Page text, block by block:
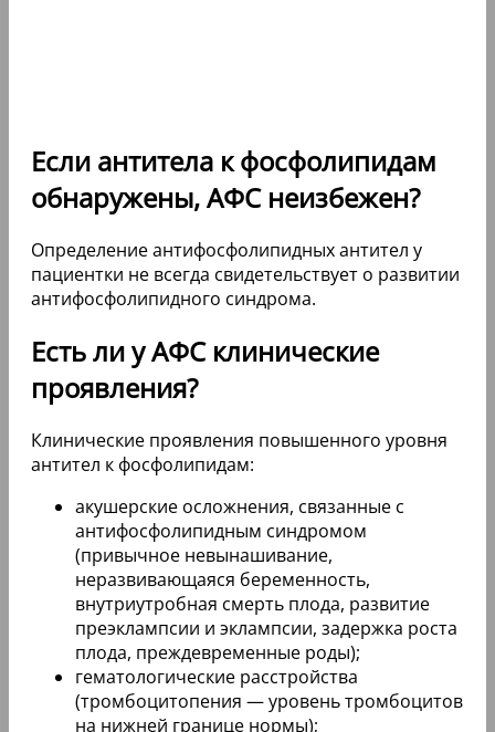
Если антитела к фосфолипидам
обнаружены, АФС неизбежен?
Определение антифосфолипидных антител у
пациентки не всегда свидетельствует о развитии
антифосфолипидного синдрома.
Есть ли у АФС клинические
проявления?
Клинические проявления повышенного уровня
антител к фосфолипидам:
акушерские осложнения, связанные с
антифосфолипидным синдромом
(привычное невынашивание,
неразвивающаяся беременность,
внутриутробная смерть плода, развитие
преэклампсии и эклампсии, задержка роста
плода, преждевременные роды);
гематологические расстройства
(тромбоцитопения — уровень тромбоцитов
на нижней границе нормы);